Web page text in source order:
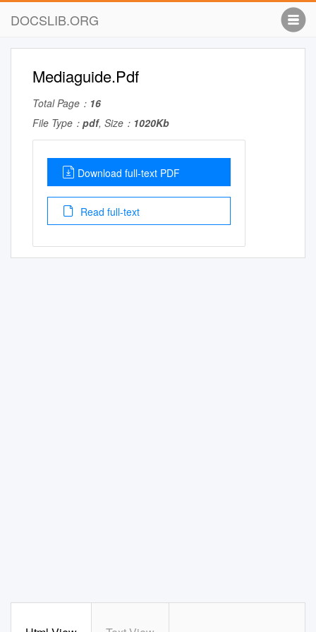
DOCSLIB.ORG
Mediaguide.Pdf
Total Page： 16
File Type： pdf, Size： 1020Kb
Download full-text PDF
Read full-text